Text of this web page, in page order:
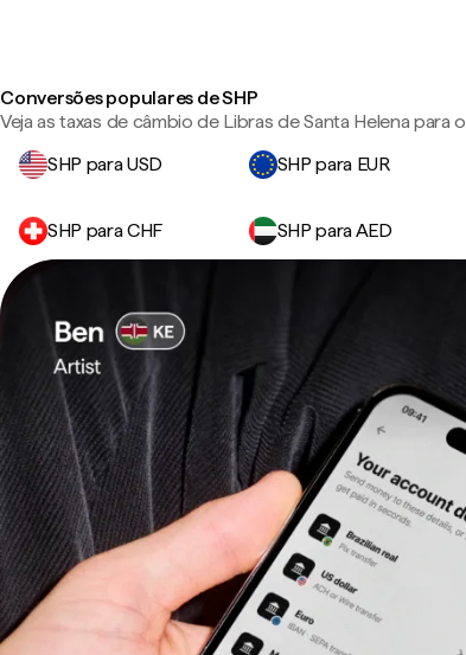
Conversões populares de SHP
Veja as taxas de câmbio de Libras de Santa Helena para
SHP para USD
SHP para EUR
SHP para CHF SHP para AED